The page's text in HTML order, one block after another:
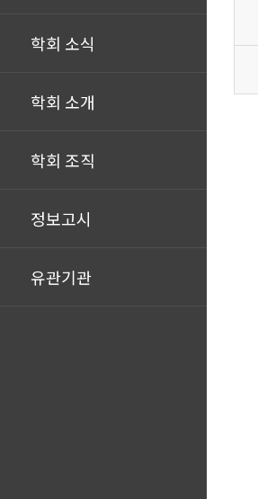
학회 소식
학회 소개
학회 조직
정보고시
유관기관